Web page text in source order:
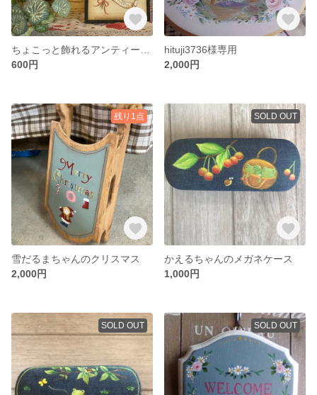
600円
hituji3736様専用
2,000円
残り1点
雪だるまちゃんのクリスマス
2,000円
SOLD OUT
かえるちゃんのメガネケース
1,000円
SOLD OUT SOLD OUT